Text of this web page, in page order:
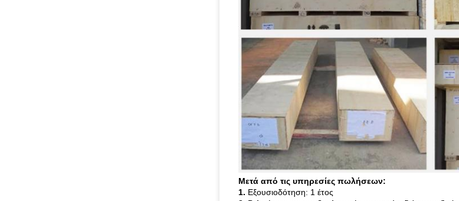
Μετά από τις υπηρεσίες πωλήσεων:
1. Εξουσιοδότηση: 1 έτος